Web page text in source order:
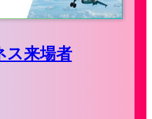
ス来場者